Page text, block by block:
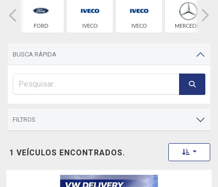
FORD IVECO IVECO MERCEDES
BUSCA RÁPIDA
FILTROS
1 VEÍCULOS ENCONTRADOS. Toggle